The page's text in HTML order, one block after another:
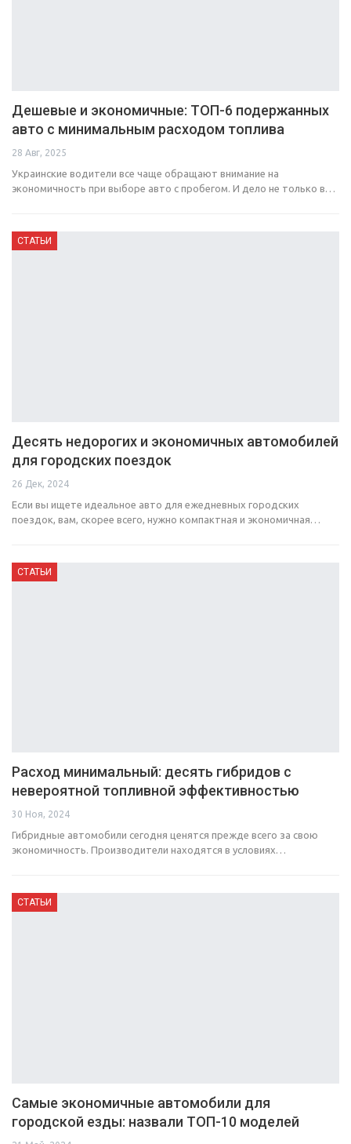
Дешевые и экономичные: ТОП-6 подержанных
авто с минимальным расходом топлива
28 Авг, 2025
Украинские водители все чаще обращают внимание на
экономичность при выборе авто с пробегом. И дело не только в…
СТАТЬИ
Десять недорогих и экономичных автомобилей
для городских поездок
26 Дек, 2024
Если вы ищете идеальное авто для ежедневных городских
поездок, вам, скорее всего, нужно компактная и экономичная…
СТАТЬИ
Расход минимальный: десять гибридов с
невероятной топливной эффективностью
30 Ноя, 2024
Гибридные автомобили сегодня ценятся прежде всего за свою
экономичность. Производители находятся в условиях…
СТАТЬИ
Самые экономичные автомобили для
городской езды: назвали ТОП-10 моделей